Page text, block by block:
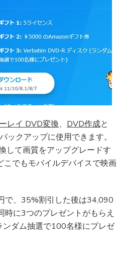
レイ DVD変換、 DVD作成と
クアップに使用できます。
して画質をアップグレードす
こでもモバイルデバイスで映画
で、35%割引した後は34,090
に3つのプレゼントがもらえ
ダム抽選で100名様にプレゼ